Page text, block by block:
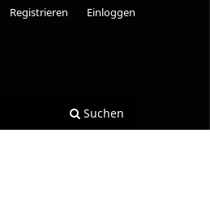
Suchen
Registrieren Einloggen